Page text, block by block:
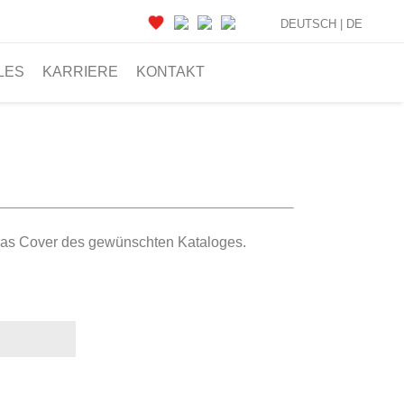
KARRIERE KONTAKT
DEUTSCH | DE
Cover des gewünschten Kataloges.